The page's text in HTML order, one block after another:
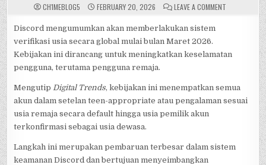
CH1MEBL0G5 FEBRUARY 20, 2026 LEAVE A COMMENT
AKSES
MARET
2026
Discord mengumumkan akan memberlakukan sistem
verifikasi usia secara global mulai bulan Maret 2026.
Kebijakan ini dirancang untuk meningkatkan keselamatan
pengguna, terutama pengguna remaja.
MengutipDigital Trends, kebijakan ini menempatkan semua
akun dalam setelan teen-appropriate atau pengalaman sesuai
usia remaja secara default hingga usia pemilik akun
terkonfirmasi sebagai usia dewasa.
Langkah ini merupakan pembaruan terbesar dalam sistem
keamanan Discord dan bertujuan menyeimbangkan